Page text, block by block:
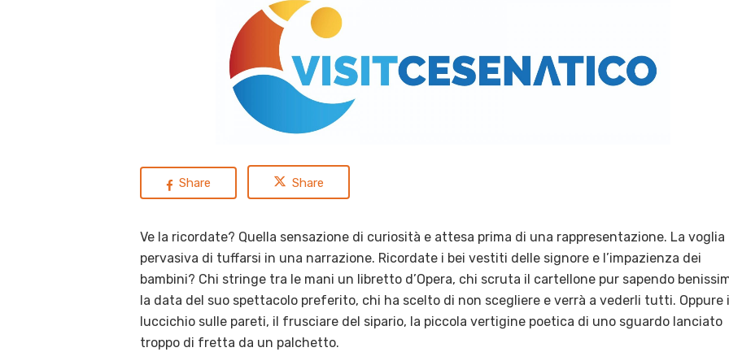
Share Share
Ve la ricordate? Quella sensazione di curiosità e attesa prima di una rappresentazione. La voglia
pervasiva di tuffarsi in una narrazione. Ricordate i bei vestiti delle signore e l’impazienza dei
bambini? Chi stringe tra le mani un libretto d’Opera, chi scruta il cartellone pur sapendo
la data del suo spettacolo preferito, chi ha scelto di non scegliere e verrà a vederli tutti. Oppure
luccichio sulle pareti, il frusciare del sipario, la piccola vertigine poetica di uno sguardo lanciato
troppo di fretta da un palchetto.